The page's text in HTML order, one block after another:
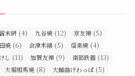
米絣 (4) 九谷焼 (12) 京友禅 (5)
焼 (6) 会津木綿 (5) 信楽焼 (4)
し (11) 加賀友禅 (9) 南部鉄器 (13)
大堀相馬焼 (8) 大館曲げわっぱ (5)